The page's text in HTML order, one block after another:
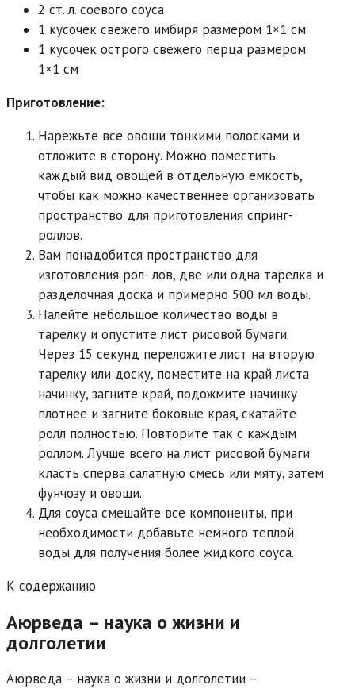
2 ст. л. соевого соуса
1 кусочек свежего имбиря размером 1×1 см
1 кусочек острого свежего перца размером
1×1 см
Приготовление:
Нарежьте все овощи тонкими полосками и
отложите в сторону. Можно поместить
каждый вид овощей в отдельную емкость,
чтобы как можно качественнее организовать
пространство для приготовления спринг-
роллов.
Вам понадобится пространство для
изготовления рол- лов, две или одна тарелка и
разделочная доска и примерно 500 мл воды.
Налейте небольшое количество воды в
тарелку и опустите лист рисовой бумаги.
Через 15 секунд переложите лист на вторую
тарелку или доску, поместите на край листа
начинку, загните край, подожмите начинку
плотнее и загните боковые края, скатайте
ролл полностью. Повторите так с каждым
роллом. Лучше всего на лист рисовой бумаги
класть сперва салатную смесь или мяту, затем
фунчозу и овощи.
Для соуса смешайте все компоненты, при
необходимости добавьте немного теплой
воды для получения более жидкого соуса.
К содержанию
Аюрведа – наука о жизни и
долголетии
Аюрведа – наука о жизни и долголетии –